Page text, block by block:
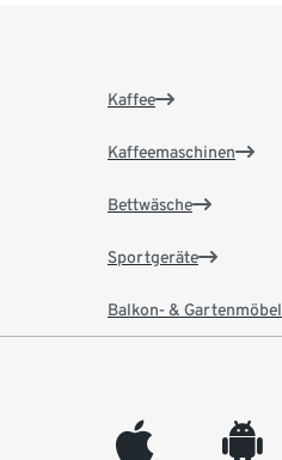
Kaffee
Kaffeemaschinen
Bettwäsche
Sportgeräte
Balkon- & Gartenmöbel
appleinc android